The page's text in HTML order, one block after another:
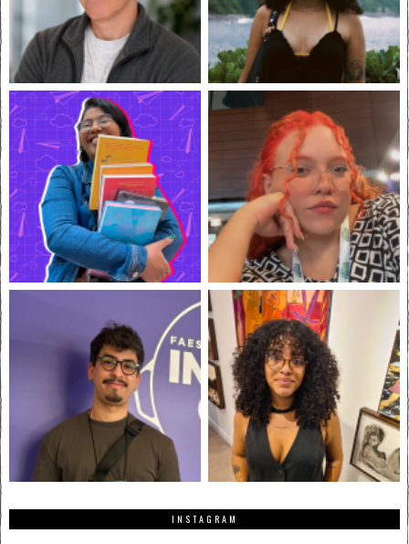
INSTAGRAM